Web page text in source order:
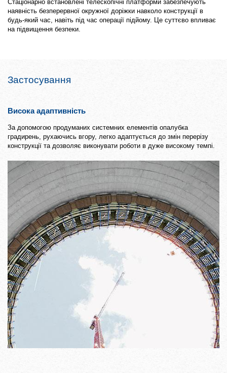
Стаціонарно встановлені телескопічні платформи забезпечують
наявність безперервної окружної доріжки навколо конструкції в
будь-який час, навіть під час операції підйому. Це суттєво впливає
на підвищення безпеки.
Застосування
Висока адаптивність
За допомогою продуманих системних елементів опалубка
градирень, рухаючись вгору, легко адаптується до змін перерізу
конструкції та дозволяє виконувати роботи в дуже високому темпі.